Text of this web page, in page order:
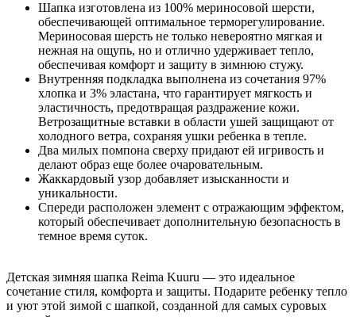
Шапка изготовлена из 100% мериносовой шерсти,
обеспечивающей оптимальное терморегулирование.
Мериносовая шерсть не только невероятно мягкая и
нежная на ощупь, но и отлично удерживает тепло,
обеспечивая комфорт и защиту в зимнюю стужу.
Внутренняя подкладка выполнена из сочетания 97%
хлопка и 3% эластана, что гарантирует мягкость и
эластичность, предотвращая раздражение кожи.
Ветрозащитные вставки в области ушей защищают от
холодного ветра, сохраняя ушки ребенка в тепле.
Два милых помпона сверху придают ей игривость и
делают образ еще более очаровательным.
Жаккардовый узор добавляет изысканности и
уникальности.
Спереди расположен элемент с отражающим эффектом,
который обеспечивает дополнительную безопасность в
темное время суток.
Детская зимняя шапка Reima Kuuru — это идеальное
сочетание стиля, комфорта и защиты. Подарите ребенку тепло
и уют этой зимой с шапкой, созданной для самых суровых